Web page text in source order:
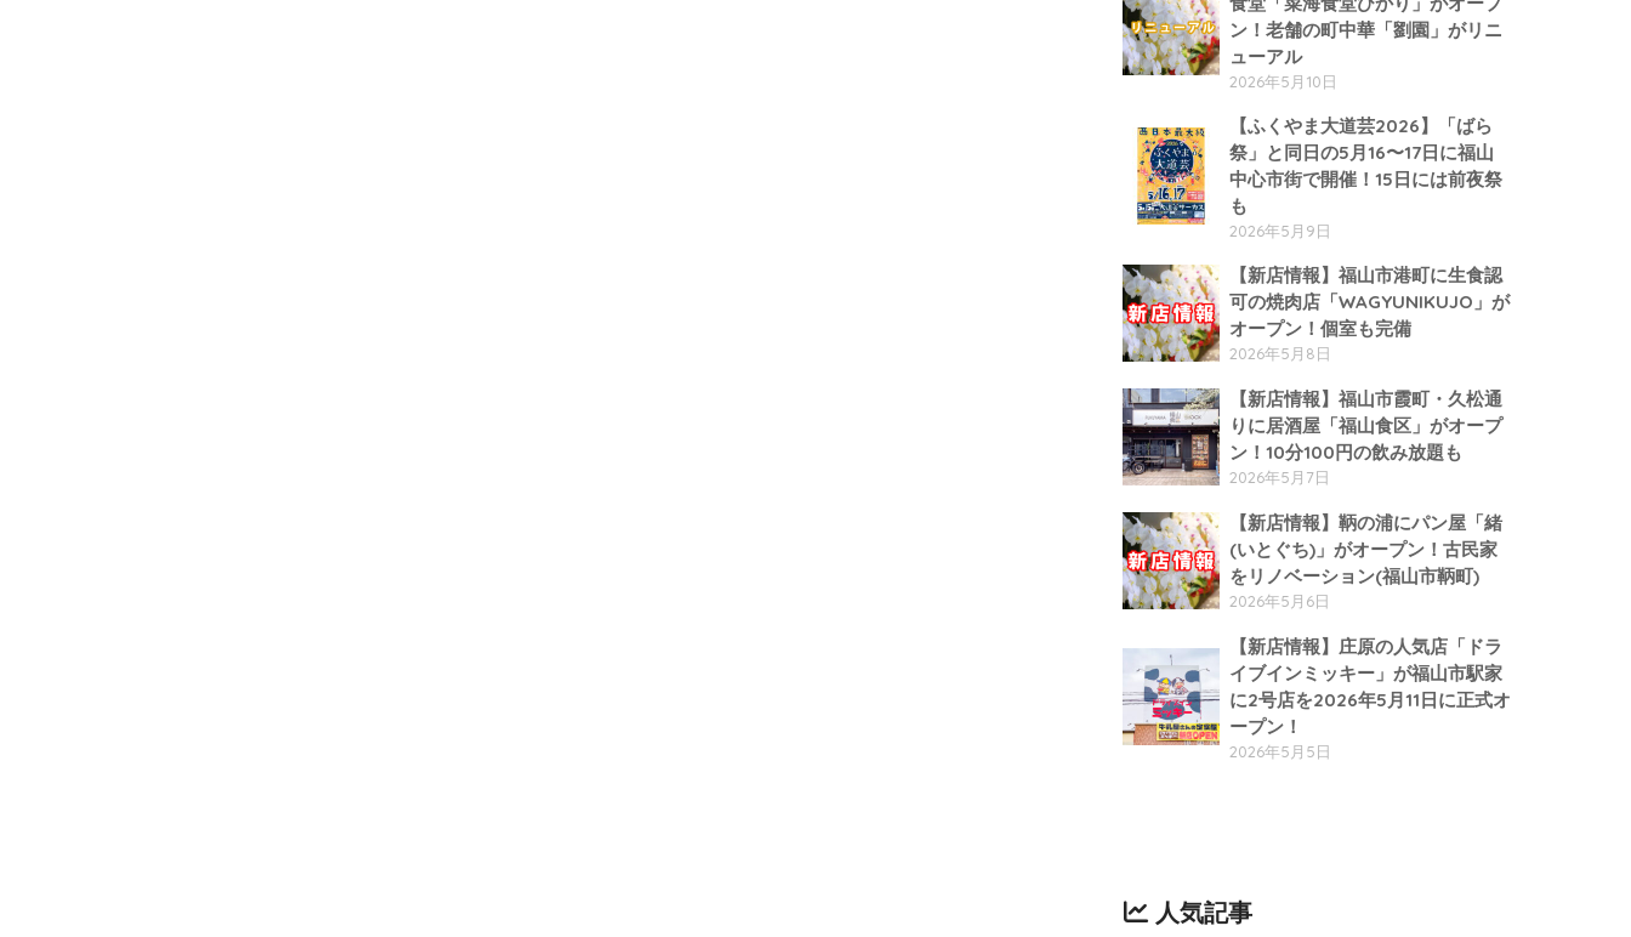
ン！老舗の町中華「劉園」がリニ
ューアル
2026年5月10日
【ふくやま大道芸2026】「ばら
祭」と同日の5月16〜17日に福山
中心市街で開催！15日には前夜祭
も
2026年5月9日
【新店情報】福山市港町に生食認
可の焼肉店「WAGYUNIKUJO」が
オープン！個室も完備
2026年5月8日
【新店情報】福山市霞町・久松通
りに居酒屋「福山食区」がオープ
ン！10分100円の飲み放題も
2026年5月7日
【新店情報】鞆の浦にパン屋「緒
(いとぐち)」がオープン！古民家
をリノベーション(福山市鞆町)
2026年5月6日
【新店情報】庄原の人気店「ドラ
イブインミッキー」が福山市駅家
に2号店を2026年5月11日に正式オ
ープン！
2026年5月5日
人気記事